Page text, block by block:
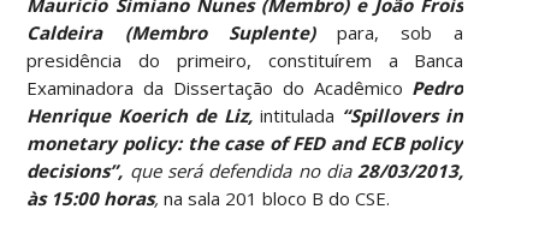
Caldeira (Membro Suplente) para, sob a
presidência do primeiro, constituírem a Banca
Examinadora da Dissertação do Acadêmico Pedro
Henrique Koerich de Liz, intitulada “Spillovers in
monetary policy: the case of FED and ECB policy
decisions”, que será defendida no dia28/03/2013,
às 15:00 horas, na sala 201 bloco B do CSE.